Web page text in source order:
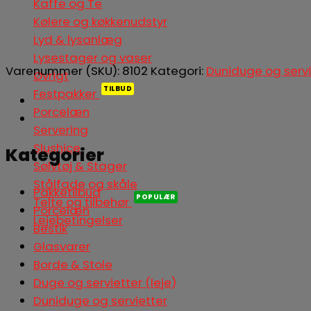
Kølere og køkkenudstyr
Lyd & lysanlæg
Lysestager og vaser
Øvrigt
Festpakker
Porcelæn
Servering
Slushice
Sølvtøj & Stager
Stålfade og skåle
Telte og tilbehør
Lejebetingelser
Varenummer (SKU): 8102 Kategori: Duniduge og
Kategorier
Pakketilbud
Porcelæn
Bestik
Glasvarer
Borde & Stole
Duge og servietter (leje)
Duniduge og servietter